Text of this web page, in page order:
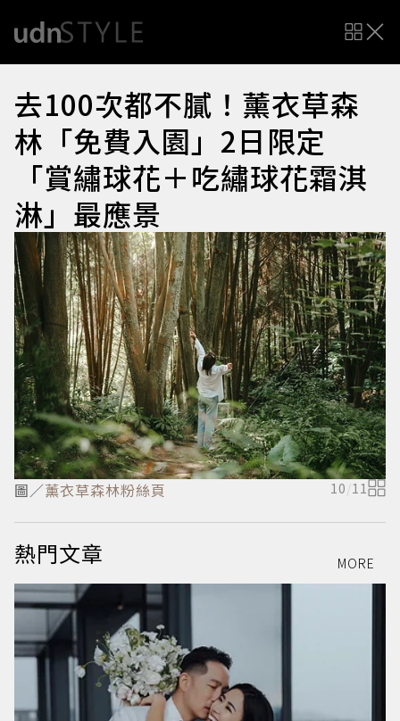
去100次都不膩！薰衣草森
林「免費入園」2日限定
「賞繡球花＋吃繡球花霜淇
淋」最應景
圖／薰衣草森林粉絲頁 10/11
熱門文章 MORE